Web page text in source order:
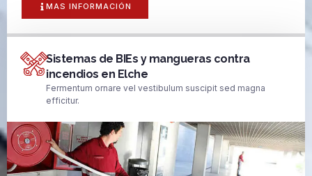
MAS INFORMACIÓN
Sistemas de BIEs y mangueras contra
incendios en Elche
Fermentum ornare vel vestibulum suscipit sed magna
efficitur.